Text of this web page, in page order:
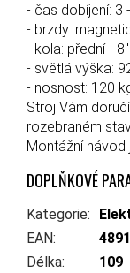
- čas dobíjení: 3
- brzdy:
- kola: přední -
- světlá výška:
- nosnost: 120
Stroj Vám
rozebraném
Montážní návod
DOPLŇKOVÉ
Kategorie:
EAN:
Délka:
109